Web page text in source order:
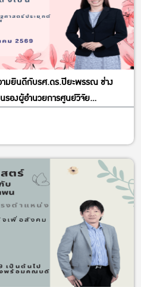
ามยินดีกับรศ.ดร.ปิยะพรรณ ช่าง
รองผู้อำนวยการศูนย์วิจัย
คุณภาพ